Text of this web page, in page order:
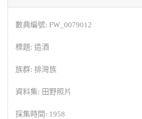
數典編號: FW_0079012
標題: 造酒
族群: 排灣族
資料集: 田野照片
採集時間: 1958